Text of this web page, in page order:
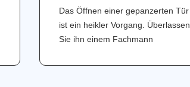
Das Öffnen einer gepanzerten Tür
ist ein heikler Vorgang. Überlassen
Sie ihn einem Fachmann